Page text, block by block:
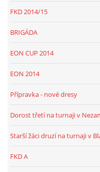
FKD 2014/15
BRIGÁDA
EON CUP 2014
EON 2014
Přípravka - nové dresy
Dorost třetí na turnaji v
Starší žáci druzí na turnaji v
FKD A